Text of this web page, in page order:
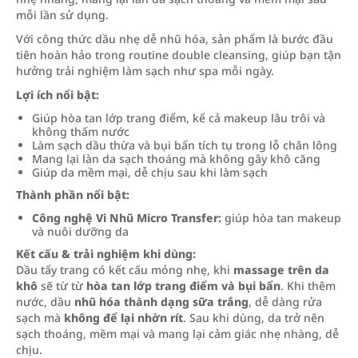
mỗi lần sử dụng.
Với công thức dầu nhẹ dễ nhũ hóa, sản phẩm là bước đầu
tiên hoàn hảo trong routine double cleansing, giúp bạn tận
hưởng trải nghiệm làm sạch như spa mỗi ngày.
Lợi ích nổi bật:
Giúp hòa tan lớp trang điểm, kể cả makeup lâu trôi và
không thấm nước
Làm sạch dầu thừa và bụi bẩn tích tụ trong lỗ chân lông
Mang lại làn da sạch thoáng mà không gây khô căng
Giúp da mềm mại, dễ chịu sau khi làm sạch
Thành phần nổi bật:
Công nghệ Vi Nhũ Micro Transfer: giúp hòa tan makeup
và nuôi dưỡng da
Kết cấu & trải nghiệm khi dùng:
Dầu tẩy trang có kết cấu mỏng nhẹ, khi massage trên da
khô sẽ từ từ hòa tan lớp trang điểm và bụi bẩn. Khi thêm
nước, dầu nhũ hóa thành dạng sữa trắng, dễ dàng rửa
sạch mà không để lại nhờn rít. Sau khi dùng, da trở nên
sạch thoáng, mềm mại và mang lại cảm giác nhẹ nhàng, dễ
chịu.